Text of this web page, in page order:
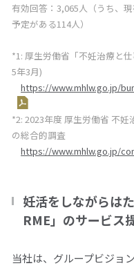
有効回答：3,065人（うち、
予定がある114人）
*1: 厚生労働省「不妊治療と
5年3月)
https://www.mhlw.go.jp/
*2: 2023年度 厚生労働省 不
の総合的調査
https://www.mhlw.go.jp/
妊活をしながらは
RME」のサービス
当社は、グループビジョ